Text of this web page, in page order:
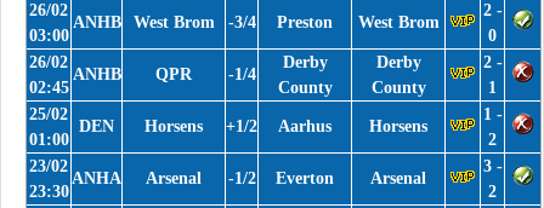
26/02
03:00
ANHB West Brom -3/4 Preston West Brom
2 -
0
26/02
02:45
ANHB QPR -1/4
Derby
County
Derby
County
2 -
1
25/02
01:00
DEN Horsens +1/2 Aarhus Horsens
1 -
2
23/02
23:30
ANHA Arsenal -1/2 Everton Arsenal
3 -
2